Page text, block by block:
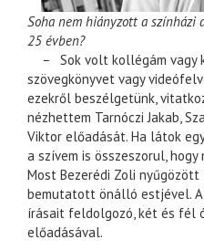
Soha nem hiányzott a
25 évben?
– Sok volt kollégám
szövegkönyvet vagy
ezekről beszélgetünk,
nézhettem Tarnóczi Jakab,
Viktor előadását. Ha látok
a szívem is összeszorul,
Most Bezerédi Zoli
bemutatott önálló estjével.
írásait feldolgozó, két és fél
előadásával.